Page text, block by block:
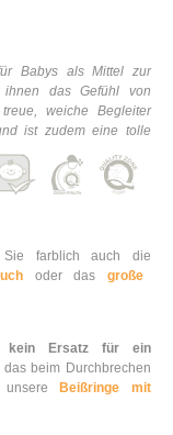
Babys als Mittel zur
ihnen das Gefühl von
weiche Begleiter
ist zudem eine tolle
Sie farblich auch die
oder das große
kein Ersatz für ein
beim Durchbrechen
unsere
Beißringe mit